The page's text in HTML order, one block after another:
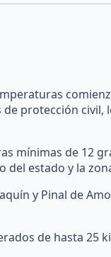
protección civil,
mínimas de 12
estado y la
y Pinal de
de hasta 25